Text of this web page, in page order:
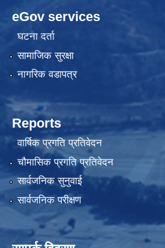
eGov services
घटना दर्ता
सामाजिक सुरक्षा
नागरिक वडापत्र
Reports
वार्षिक प्रगति प्रतिवेदन
चौमासिक प्रगति प्रतिवेदन
सार्वजनिक सुनुवाई
सार्वजनिक परीक्षण